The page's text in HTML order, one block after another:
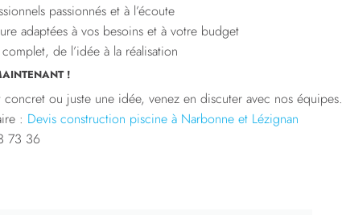
passionnés et à l’écoute
adaptées à vos besoins et à votre budget
de l’idée à la réalisation
!
ou juste une idée, venez en discuter avec nos équipes.
: Devis construction piscine à Narbonne et Lézignan
73 36